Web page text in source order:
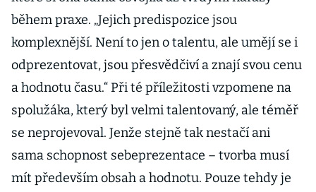
během praxe. „Jejich predispozice jsou
komplexnější. Není to jen o talentu, ale umějí se i
odprezentovat, jsou přesvědčiví a znají svou cenu
a hodnotu času.“ Při té příležitosti vzpomene na
spolužáka, který byl velmi talentovaný, ale téměř
se neprojevoval. Jenže stejně tak nestačí ani
sama schopnost sebeprezentace – tvorba musí
mít především obsah a hodnotu. Pouze tehdy je